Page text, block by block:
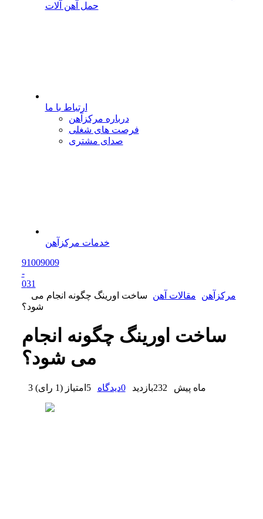
حمل آهن آلات
ارتباط با ما
درباره مرکزآهن
فرصت های شغلی
صدای مشتری
خدمات مرکزآهن
91009009
-
031
مرکزآهن
مقالات آهن
ساخت اورینگ چگونه انجام می
شود؟
ساخت اورینگ چگونه انجام
می شود؟
3 ماه پیش 232بازدید 0دیدگاه 5 امتیاز (1 رای )